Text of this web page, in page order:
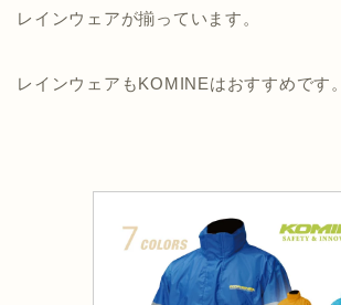
レインウェアが揃っています。
レインウェアもKOMINEはおすすめです。